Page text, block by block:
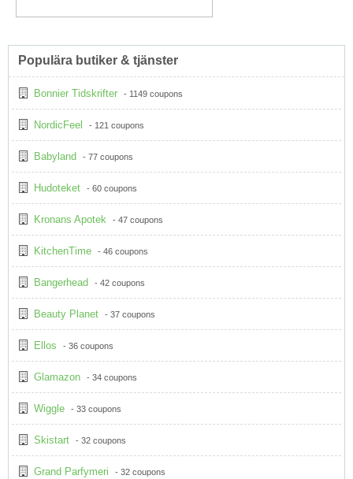
Populära butiker & tjänster
Bonnier Tidskrifter - 1149 coupons
NordicFeel - 121 coupons
Babyland - 77 coupons
Hudoteket - 60 coupons
Kronans Apotek - 47 coupons
KitchenTime - 46 coupons
Bangerhead - 42 coupons
Beauty Planet - 37 coupons
Ellos - 36 coupons
Glamazon - 34 coupons
Wiggle - 33 coupons
Skistart - 32 coupons
Grand Parfymeri - 32 coupons